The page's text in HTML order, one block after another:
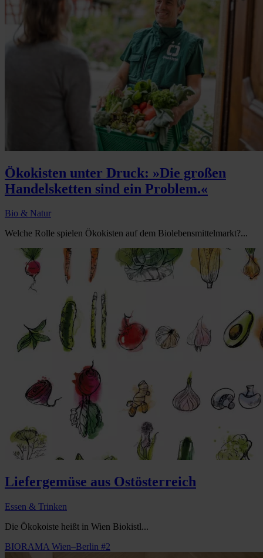
Ökokisten unter Druck: »Die großen
Handelsketten sind ein Problem.«
Bio & Natur
Welche Rolle spielen Ökokisten auf dem Biolebensmittelmarkt?...
Liefergemüse aus Ostösterreich
Essen & Trinken
Die Ökokoiste heißt in Wien Biokistl...
BIORAMA Wien–Berlin #2